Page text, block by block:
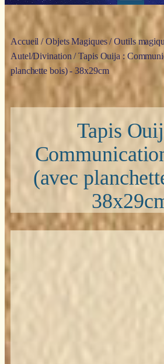
Accueil /Objets Magiques/Outils
Autel/Divination / Tapis Ouija :
planchette bois) - 38x29cm
Tapis
(avec